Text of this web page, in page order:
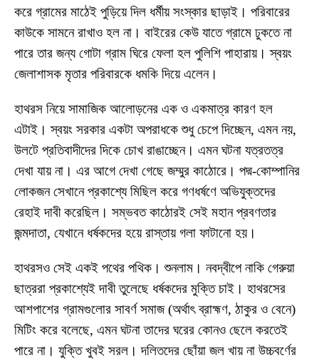
করে গ্রামের মাঠেই পুড়িয়ে দিল ধর্মীয় সংস্কার ছাড়াই। পরিবারের
কাউকে সামনে রাখাও হল না। বাইরের কেউ যাতে গ্রামে ঢুকতে না
পারে তার জন্য গোটা গ্রাম ঘিরে ফেলা হল পুলিশি পাহারায়। স্বয়ং
জেলাশাসক মৃতার পরিবারকে ধমকি দিয়ে এলেন।
হাথরস নিয়ে সামাজিক আলোড়নের এক ও একমাত্র কারণ হল
এটাই। স্বয়ং সরকার একটা অপরাধকে শুধু চেপে দিচ্ছেন, এমন নয়,
উলটে প্রতিবাদীদের দিকে চোখ রাঙাচ্ছেন। এমন ঘটনা যত্রতত্র
দেখা যায় না। এর আগে দেখা গেছে জম্মুর কাঠোরে। পদ্ম-কোম্পানির
লোকজন সেখানে প্রকাশ্যে মিছিল করে গণধর্ষণে অভিযুক্তদের
রেহাই দাবী করেছিল। সম্ভবত কাঠোরই সেই মহান প্রবণতার
জন্মদাতা, যেখানে ধর্ষকদের হয়ে রাস্তায় গলা ফাটানো হয়।
হাথরসও সেই একই পথের পথিক। শুনলাম। নবদ্বীপে নাকি গেরুয়া
ছাত্ররা প্রকাশ্যেই দাবী তুলেছে ধর্ষকদের মুক্তি চাই। হাথরসের
আশপাশের গ্রামগুলোর সাবর্ণ সমাজ (অর্থাৎ ব্রাহ্মণ, ঠাকুর ও বেনে)
মিটিং করে বলেছে, এমন ঘটনা তাদের ঘরের কোনও ছেলে করতেই
পারে না। যুক্তি খুবই সরল। দলিতদের ছোঁয়া জল খায় না উচ্চবর্ণের